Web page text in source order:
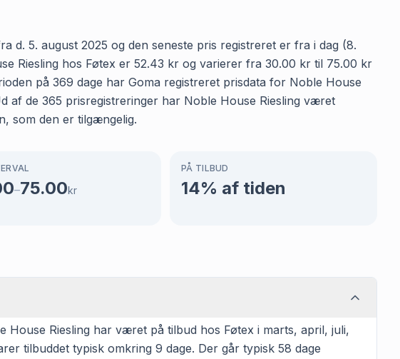
d. 5. august 2025 og den seneste pris registreret er fra i dag (8.
Riesling hos Føtex er 52.43 kr og varierer fra 30.00 kr til 75.00 kr
på 369 dage har Goma registreret prisdata for Noble House
af de 365 prisregistreringer har Noble House Riesling været
som den er tilgængelig.
–75.00kr
PÅ TILBUD
14% af tiden
House Riesling har været på tilbud hos Føtex i marts, april, juli,
tilbuddet typisk omkring 9 dage. Der går typisk 58 dage